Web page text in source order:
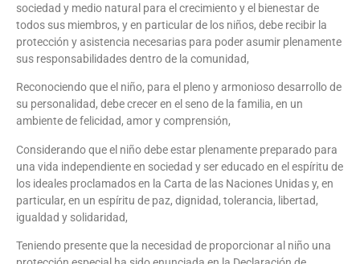
sociedad y medio natural para el crecimiento y el bienestar de
todos sus miembros, y en particular de los niños, debe recibir la
protección y asistencia necesarias para poder asumir plenamente
sus responsabilidades dentro de la comunidad,
Reconociendo que el niño, para el pleno y armonioso desarrollo de
su personalidad, debe crecer en el seno de la familia, en un
ambiente de felicidad, amor y comprensión,
Considerando que el niño debe estar plenamente preparado para
una vida independiente en sociedad y ser educado en el espíritu de
los ideales proclamados en la Carta de las Naciones Unidas y, en
particular, en un espíritu de paz, dignidad, tolerancia, libertad,
igualdad y solidaridad,
Teniendo presente que la necesidad de proporcionar al niño una